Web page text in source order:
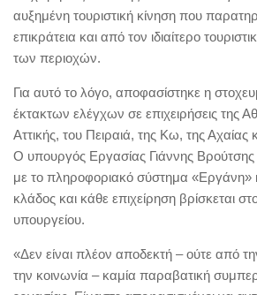
αυξημένη τουριστική κίνηση που
επικράτεια και από τον ιδιαίτερο
των περιοχών.
Για αυτό το λόγο, αποφασίστηκε η
έκτακτων ελέγχων σε επιχειρήσεις της
Αττικής, του Πειραιά, της Κω, της Αχαίας
Ο υπουργός Εργασίας Γιάννης
με το πληροφοριακό σύστημα «Εργάνη»
κλάδος και κάθε επιχείρηση βρίσκεται
υπουργείου.
«Δεν είναι πλέον αποδεκτή – ούτε από
την κοινωνία – καμία παραβατική